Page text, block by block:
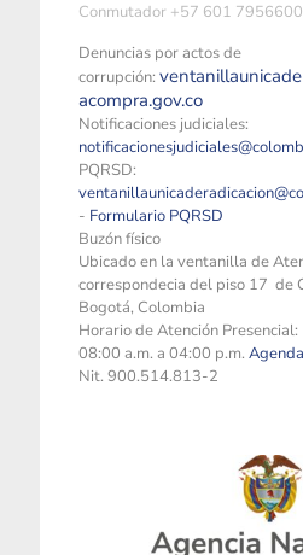
Conmutador +57 601 7956600
Denuncias por actos de
corrupción:
acompra.gov.co
Notificaciones judiciales:
PQRSD:
- Formulario PQRSD
Buzón físico
Ubicado en la ventanilla de
correspondecia del piso 17 de
Bogotá, Colombia
Horario de Atención Presencial:
08:00 a.m. a 04:00 p.m.
Nit. 900.514.813-2